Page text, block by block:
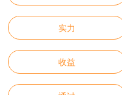
实力
收益